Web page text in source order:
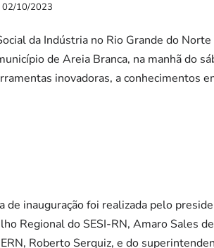
02/10/2023
da Indústria no Rio Grande do
de Areia Branca, na manhã do
inovadoras, a conhecimentos
de inauguração foi realizada pelo
Regional do SESI-RN, Amaro Sales
Roberto Serquiz, e do